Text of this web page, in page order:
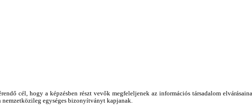
cél, hogy a képzésben részt vevők megfeleljenek az információs társadalom
egységes bizonyítványt kapjanak.